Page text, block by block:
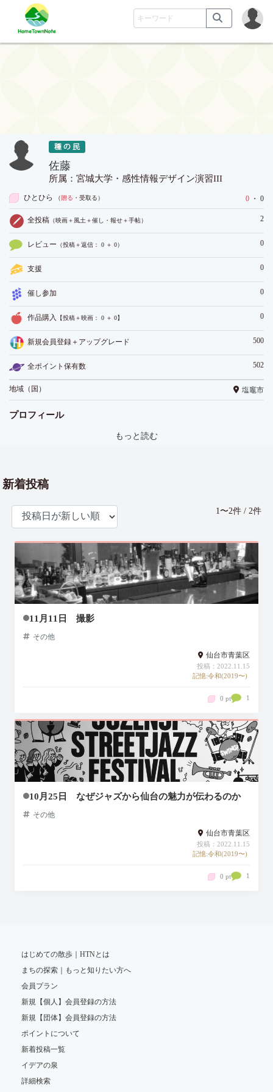
佐藤
所属：宮城大学・感性情報デザイン演習III
ひとひら （贈る ・受取る） 0 ・ 0
全投稿 （映画＋風土＋催し・報せ＋手帖） 2
レビュー （投稿＋返信： 0 ＋ 0） 0
支援 0
催し参加 0
作品購入 【投稿＋映画： 0 ＋ 0】 0
新規会員登録＋アップグレード 500
全ポイント保有数 502
地域（国） 塩竈市
プロフィール
もっと読む
新着投稿
1〜2件 / 2件
11月11日 撮影
その他
仙台市青葉区
投稿：2022.11.15
記憶:令和(2019〜)
0 pt 1
10月25日 なぜジャズから仙台の魅力が伝わるのか
その他
仙台市青葉区
投稿：2022.11.15
記憶:令和(2019〜)
0 pt 1
はじめての散歩｜HTNとは
まちの探索｜もっと知りたい方へ
会員プラン
新規【個人】会員登録の方法
新規【団体】会員登録の方法
ポイントについて
新着投稿一覧
イデアの泉
詳細検索